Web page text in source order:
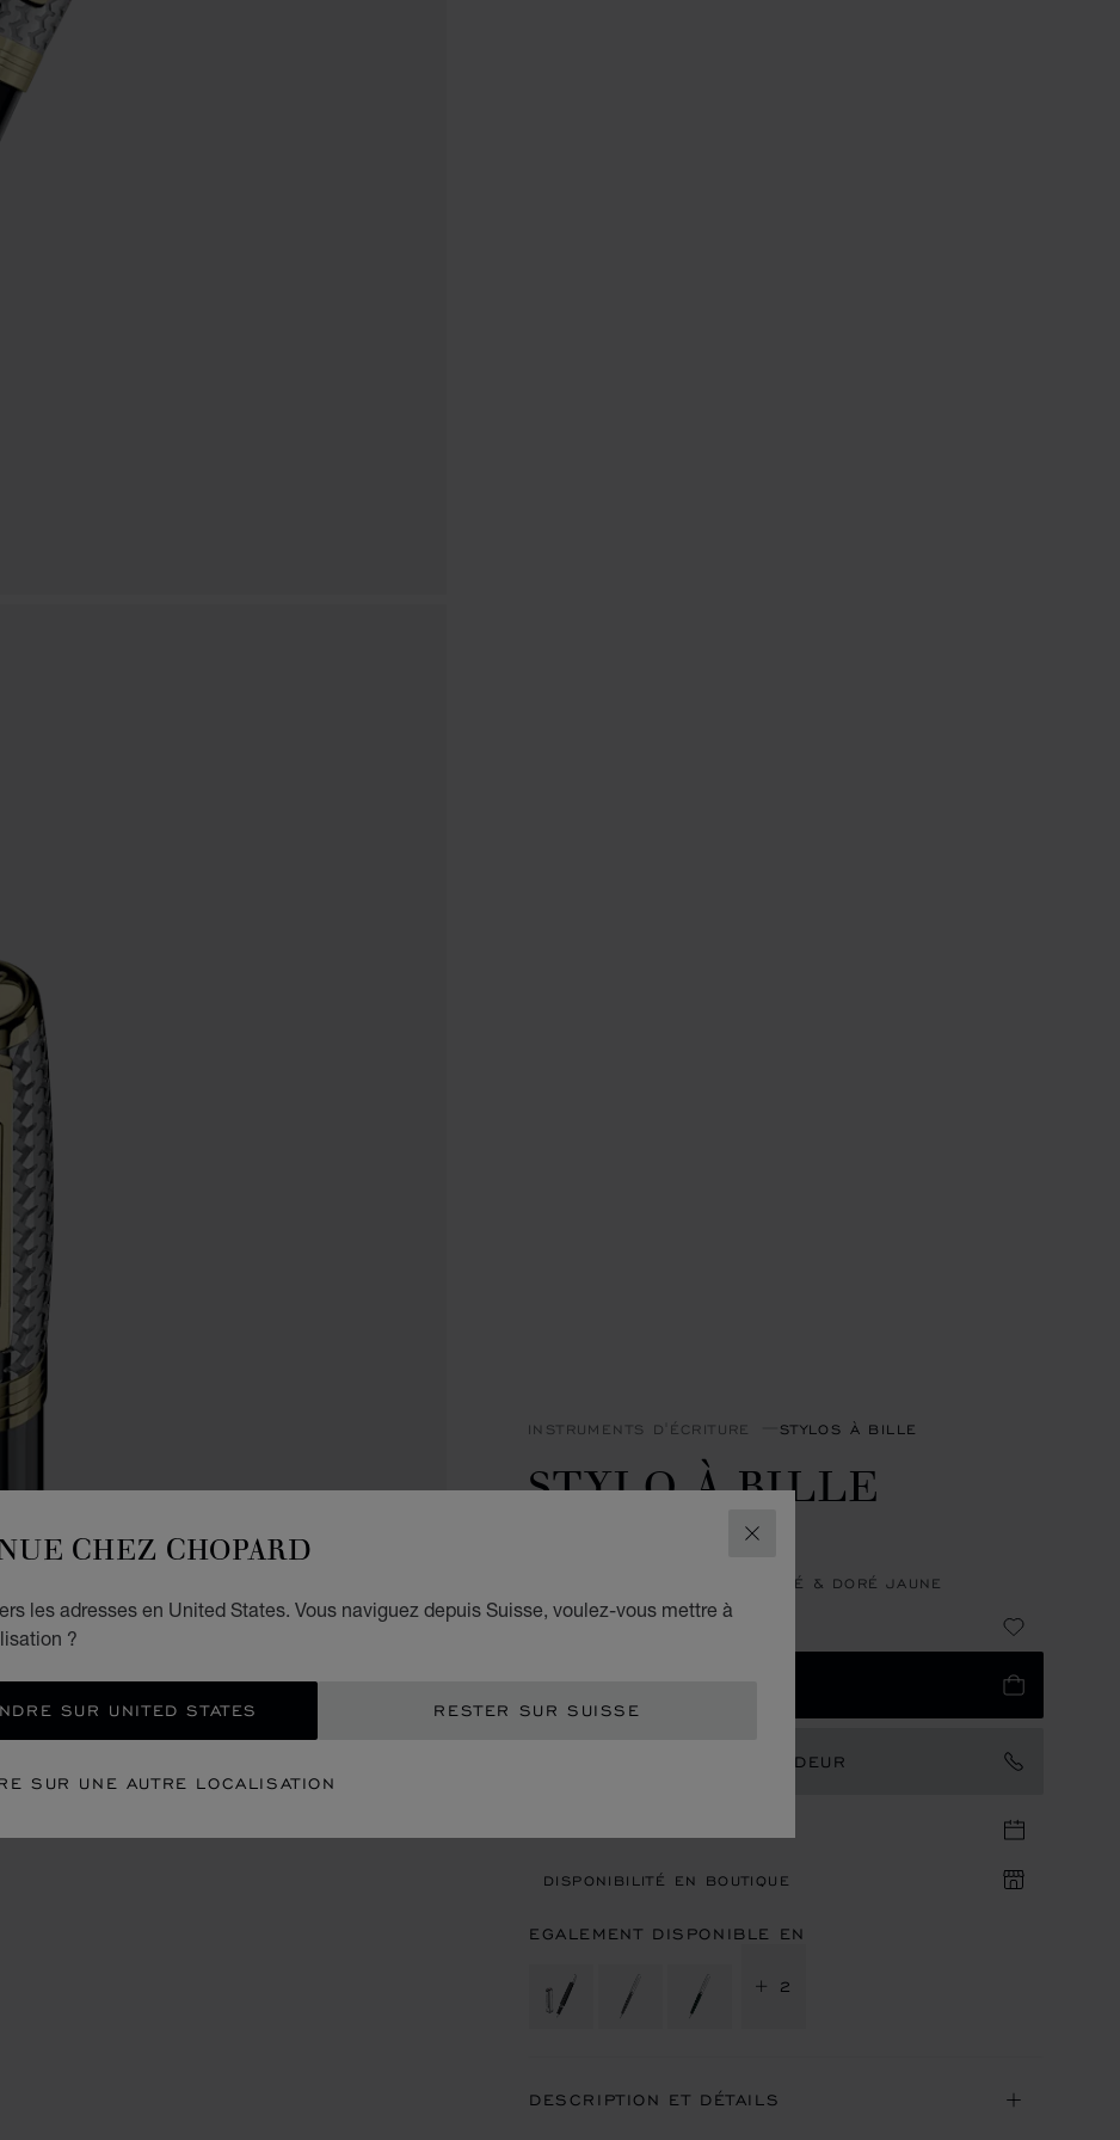
FERMER
CHEZ CHOPARD
les adresses en United States. Vous naviguez depuis Suisse, voulez-vous mettre à
?
SUR UNITED STATES RESTER SUR SUISSE
SUR UNE AUTRE LOCALISATION
INSTRUMENTS D'ÉCRITURE STYLOS À BILLE
STYLO À BILLE
RÉSINE NOIRE - MÉTAL ARGENTÉ & DORÉ JAUNE
CHF 640
CONTACTER UN AMBASSADEUR
DISPONIBILITÉ EN BOUTIQUE
EGALEMENT DISPONIBLE EN
+ 2
DESCRIPTION ET DÉTAILS